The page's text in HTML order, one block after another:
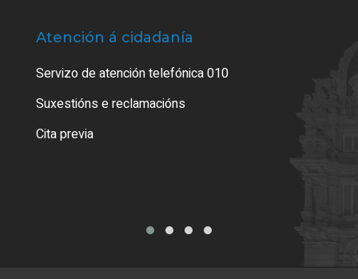
Atención á cidadanía
Servizo de atención telefónica 010
Suxestións e reclamacións
Cita previa